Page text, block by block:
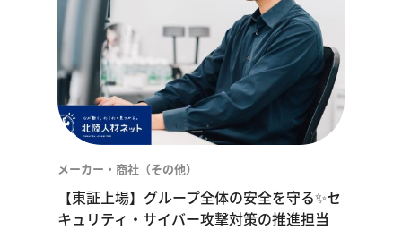
メーカー・商社（その他）
【東証上場】グループ全体の安全を守る✨セ
キュリティ・サイバー攻撃対策の推進担当